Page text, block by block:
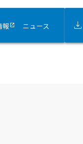
報open_in_new ニュース download